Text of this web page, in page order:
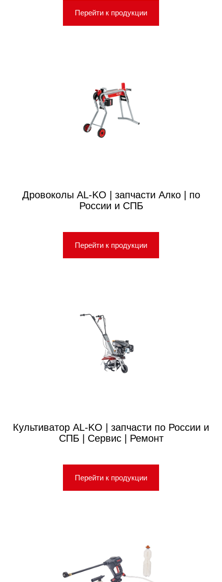
Перейти к продукции
Дровоколы AL-KO | запчасти Алко | по
России и СПБ
Перейти к продукции
Культиватор AL-KO | запчасти по России и
СПБ | Сервис | Ремонт
Перейти к продукции